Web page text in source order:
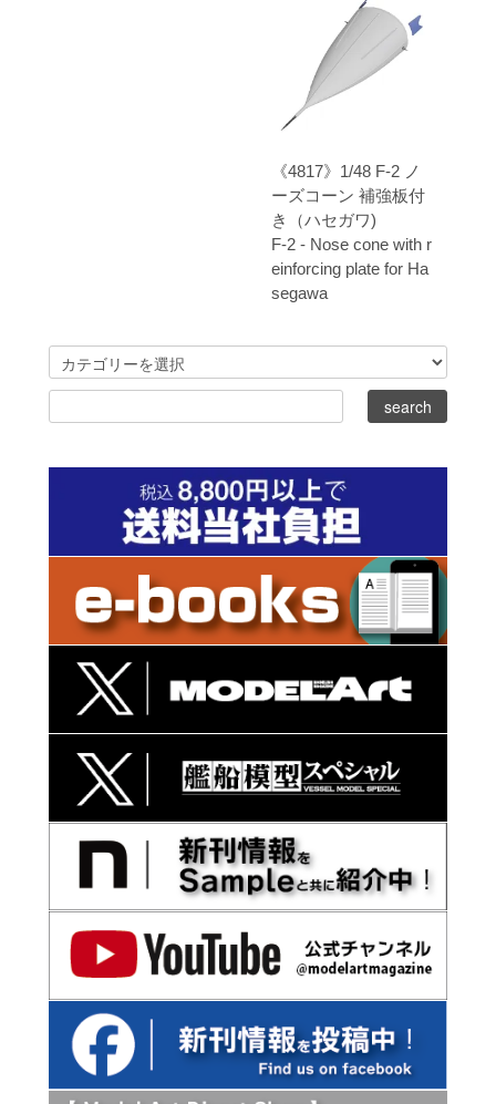
《4817》1/48 F-2 ノ
ーズコーン 補強板付
き（ハセガワ)
F-2 - Nose cone with r
einforcing plate for Ha
segawa